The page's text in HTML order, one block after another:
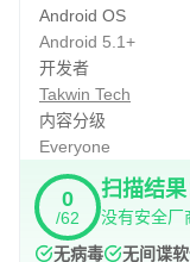
快速阅读的好处：
快速阅读为掌握它
1.节省时间。
2.更高的学历。
3.更大的文化成就。
Android OS
Android 5.1+
开发者
Takwin Tech
内容分级
Everyone
0
/62
扫描结
没有安全厂
无病毒
无间谍